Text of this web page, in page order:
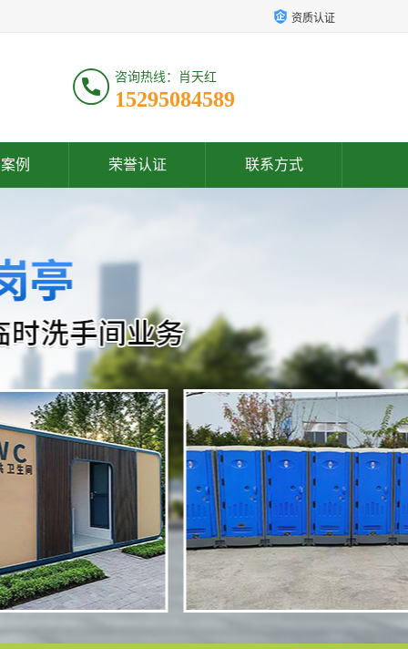
资质认证
咨询热线：肖天红
15295084589
例 荣誉认证 联系方式